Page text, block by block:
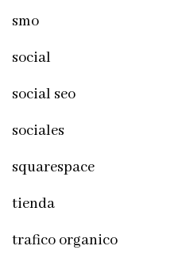
smo
social
social seo
sociales
squarespace
tienda
trafico organico